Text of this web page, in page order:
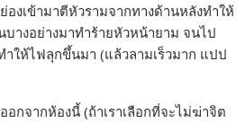
L
i
k
e
งเข้ามาตีหัวรามจากทางด้านหลังทำให้
างอย่างมาทำร้ายหัวหน้ายาม จนไป
ให้ไฟลุกขึ้นมา (แล้วลามเร็วมาก แปป
อกจากห้องนี้ (ถ้าเราเลือกที่จะไม่ฆ่าจิต